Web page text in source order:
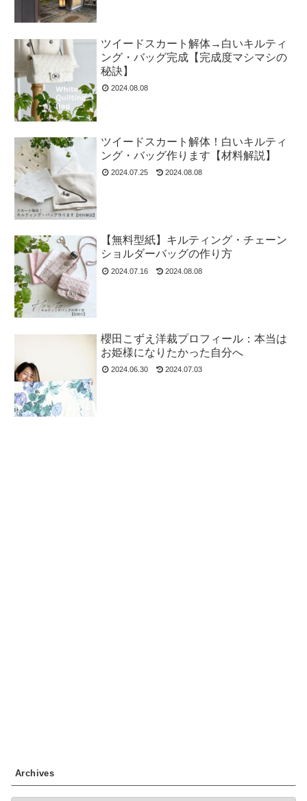
ツイードスカート解体→白いキルティ
ング・バッグ完成【完成度マシマシの
秘訣】
2024.08.08
ツイードスカート解体！白いキルティ
ング・バッグ作ります【材料解説】
2024.07.25 2024.08.08
【無料型紙】キルティング・チェーン
ショルダーバッグの作り方
2024.07.16 2024.08.08
櫻田こずえ洋裁プロフィール：本当は
お姫様になりたかった自分へ
2024.06.30 2024.07.03
Archives